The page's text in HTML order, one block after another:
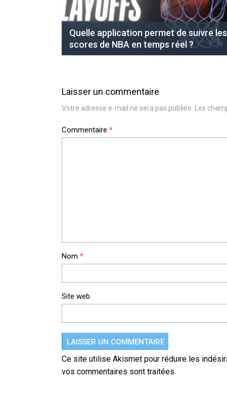
Quelle application permet de suivre les
scores de NBA en temps réel ?
Laisser un commentaire
Votre adresse e-mail ne sera pas publiée. Les
Commentaire *
Nom *
Site web
Ce site utilise Akismet pour réduire les
vos commentaires sont traitées.